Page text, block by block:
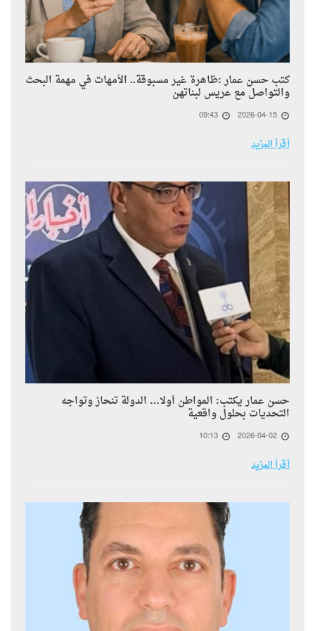
كتب حسن عمار :ظاهرة غير مسبوقة.. الأمهات في مهمة البحث
والتواصل مع عريس لبناتهن
2026-04-15
09:43
أقرأ المزيد
حسن عمار يكتب: المواطن أولًا… الدولة تنحاز وتواجه
التحديات بحلول واقعية
2026-04-02
10:13
أقرأ المزيد